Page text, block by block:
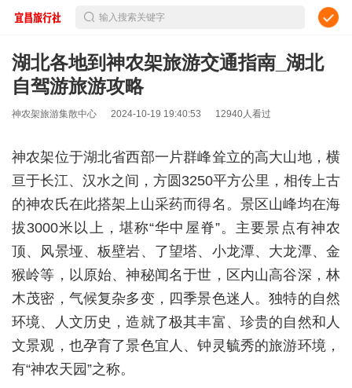
输入搜索关键字
湖北各地到神农架旅游交通指南_湖北
自驾游旅游攻略
神农架旅游集散中心 2024-10-19 19:40:53 12940人看过
神农架位于湖北省西部一片群峰耸立的高大山地，横
亘于长江、汉水之间，方圆3250平方公里，相传上古
的神农氏在此搭架上山采药而得名。景区山峰均在海
拔3000米以上，堪称“华中屋脊”。主要景点有神农
顶、风景垭、板壁岩、了望塔、小龙潭、大龙潭、金
猴岭等，以原始、神秘闻名于世，区内山高谷深，林
木茂密，气候复杂多变，四季景色迷人。独特的自然
环境、人文历史，造就了极其丰富、珍贵的自然和人
文景观，也孕育了景色宜人、钟灵毓秀的旅游环境，
有“神农天园”之称。